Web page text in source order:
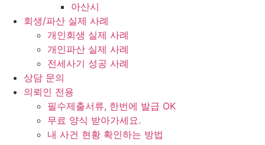
아산시
회생/파산 실제 사례
개인회생 실제 사례
개인파산 실제 사례
전세사기 성공 사례
상담 문의
의뢰인 전용
필수제출서류, 한번에 발급 OK
무료 양식 받아가세요.
내 사건 현황 확인하는 방법